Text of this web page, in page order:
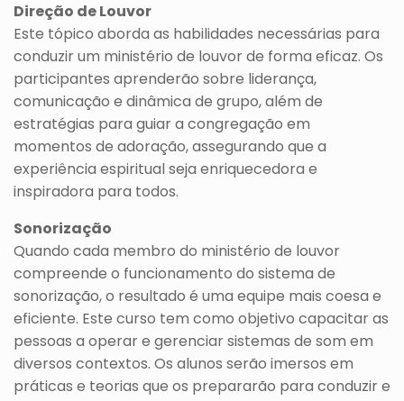
Direção de Louvor
Este tópico aborda as habilidades necessárias para
conduzir um ministério de louvor de forma eficaz. Os
participantes aprenderão sobre liderança,
comunicação e dinâmica de grupo, além de
estratégias para guiar a congregação em
momentos de adoração, assegurando que a
experiência espiritual seja enriquecedora e
inspiradora para todos.
Sonorização
Quando cada membro do ministério de louvor
compreende o funcionamento do sistema de
sonorização, o resultado é uma equipe mais coesa e
eficiente. Este curso tem como objetivo capacitar as
pessoas a operar e gerenciar sistemas de som em
diversos contextos. Os alunos serão imersos em
práticas e teorias que os prepararão para conduzir e